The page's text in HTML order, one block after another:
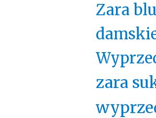
Zara
zara